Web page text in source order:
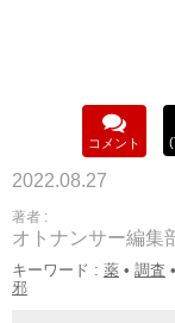
コメント
2022.08.27
著者 :
オトナンサー編集
キーワード : 薬 • 調査 •
邪